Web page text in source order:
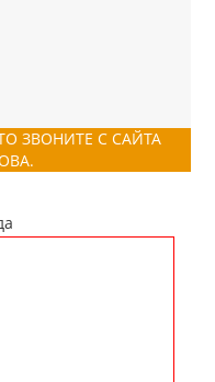
ЗВОНИТЕ С САЙТА